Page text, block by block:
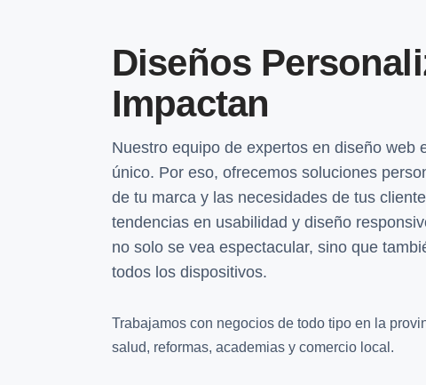
Diseños
Impactan
Nuestro equipo de expertos en diseño web
único. Por eso, ofrecemos soluciones
de tu marca y las necesidades de tus
tendencias en usabilidad y diseño
no solo se vea espectacular, sino que
todos los dispositivos.
Trabajamos con negocios de todo tipo en la
salud, reformas, academias y comercio local.